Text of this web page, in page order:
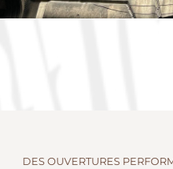
DES OUVERTURES